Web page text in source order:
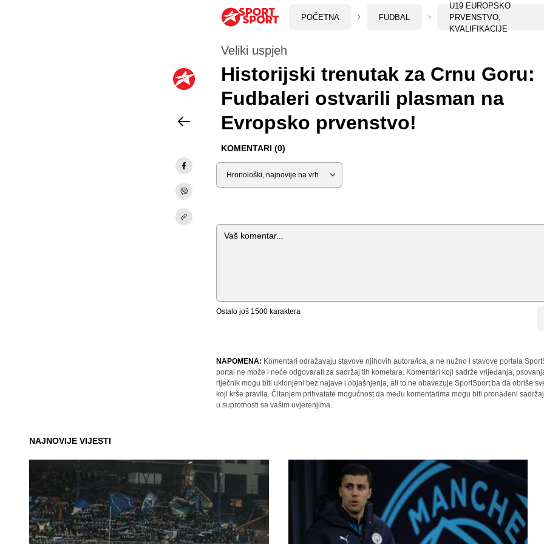
POČETNA FUDBAL
U19 EUROPSKO
PRVENSTVO,
KVALIFIKACIJE
Veliki uspjeh
Historijski trenutak za Crnu Goru:
Fudbaleri ostvarili plasman na
Evropsko prvenstvo!
KOMENTARI (0)
Sortiraj
Komentar
Ostalo još 1500 karaktera
NAPOMENA: Komentari odražavaju stavove njihovih autora/ica, a ne nužno i stavove portala
portal ne može i neće odgovarati za sadržaj tih kometara. Komentari koji sadrže vrijeđanja,
riječnik mogu biti uklonjeni bez najave i objašnjenja, ali to ne obavezuje SportSport.ba da obriše
koji krše pravila. Čitanjem prihvatate mogućnost da među komentarima mogu biti pronađeni
u suprotnosti sa vašim uvjerenjima.
NAJNOVIJE VIJESTI